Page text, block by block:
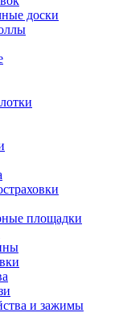
доски
площадки
и зажимы